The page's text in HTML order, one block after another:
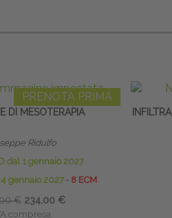
PRENOTA PRIMA
DI MESOTERAPIA
Ridulfo
dal 1 gennaio 2027
gennaio 2027 ∙ 8 ECM
€ 234,00 €
compresa